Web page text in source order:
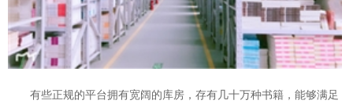
有些正规的平台拥有宽阔的库房，存有几十万种书籍，能够满足